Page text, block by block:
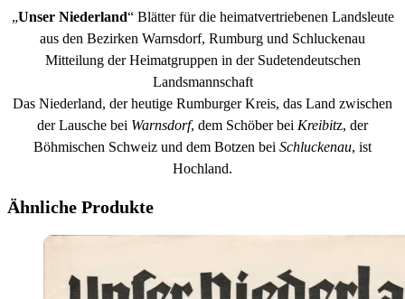
„Unser Niederland“ Blätter für die heimatvertriebenen Landsleute
aus den Bezirken Warnsdorf, Rumburg und Schluckenau
Mitteilung der Heimatgruppen in der Sudetendeutschen
Landsmannschaft
Das Niederland, der heutige Rumburger Kreis, das Land zwischen
der Lausche bei Warnsdorf, dem Schöber bei Kreibitz, der
Böhmischen Schweiz und dem Botzen bei Schluckenau, ist
Hochland.
Ähnliche Produkte